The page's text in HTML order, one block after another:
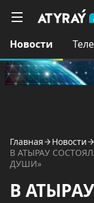
Новости
Главная
Новости
В АТЫРАУ
ДУШИ»
В